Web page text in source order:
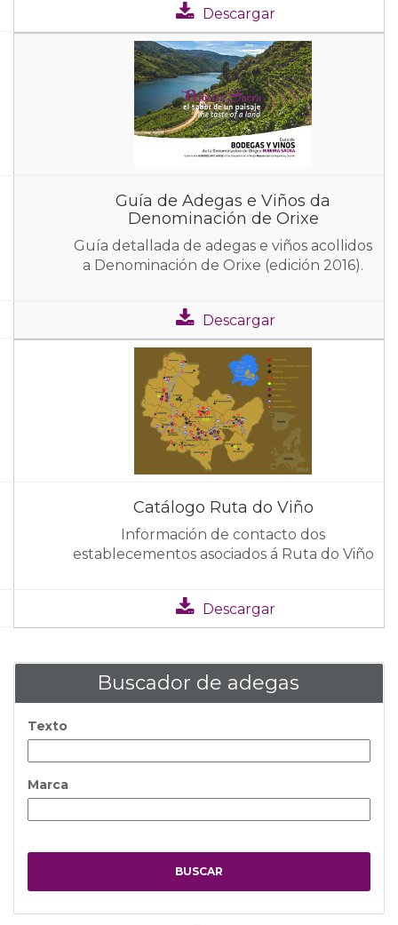
Descargar
Guía de Adegas e Viños da
Denominación de Orixe
Guía detallada de adegas e viños acollidos
a Denominación de Orixe (edición 2016).
Descargar
Catálogo Ruta do Viño
Información de contacto dos
establecementos asociados á Ruta do Viño
Descargar
Buscador de adegas
Texto
Marca